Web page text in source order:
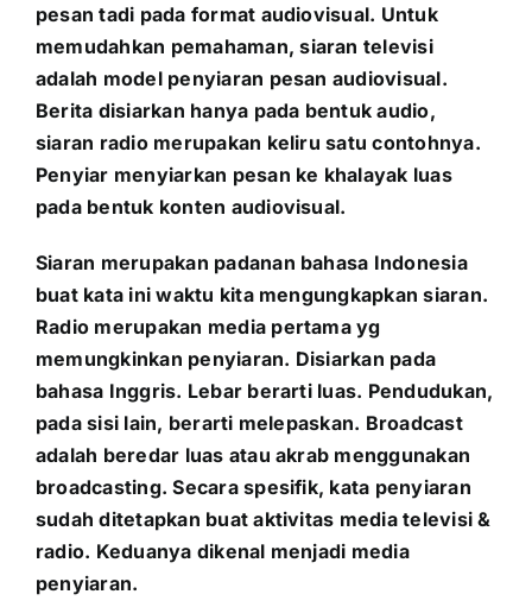
pesan tadi pada format audiovisual. Untuk
memudahkan pemahaman, siaran televisi
adalah model penyiaran pesan audiovisual.
Berita disiarkan hanya pada bentuk audio,
siaran radio merupakan keliru satu contohnya.
Penyiar menyiarkan pesan ke khalayak luas
pada bentuk konten audiovisual.
Siaran merupakan padanan bahasa Indonesia
buat kata ini waktu kita mengungkapkan siaran.
Radio merupakan media pertama yg
memungkinkan penyiaran. Disiarkan pada
bahasa Inggris. Lebar berarti luas. Pendudukan,
pada sisi lain, berarti melepaskan. Broadcast
adalah beredar luas atau akrab menggunakan
broadcasting. Secara spesifik, kata penyiaran
sudah ditetapkan buat aktivitas media televisi &
radio. Keduanya dikenal menjadi media
penyiaran.